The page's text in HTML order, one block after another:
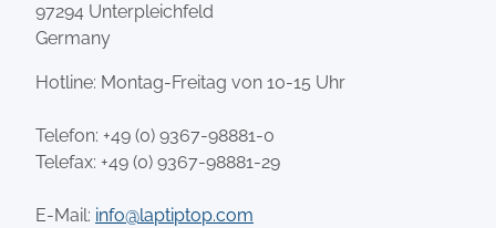
97294 Unterpleichfeld
Germany
Hotline: Montag-Freitag von 10-15 Uhr
Telefon: +49 (0) 9367-98881-0
Telefax: +49 (0) 9367-98881-29
E-Mail: info@laptiptop.com